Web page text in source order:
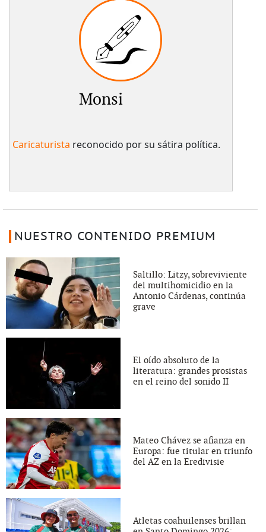
Monsi
Caricaturista reconocido por su sátira política.
NUESTRO CONTENIDO PREMIUM
Saltillo: Litzy, sobreviviente
del multihomicidio en la
Antonio Cárdenas, continúa
grave
El oído absoluto de la
literatura: grandes prosistas
en el reino del sonido II
Mateo Chávez se afianza en
Europa: fue titular en triunfo
del AZ en la Eredivisie
Atletas coahuilenses brillan